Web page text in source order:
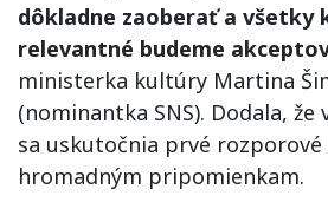
dôkladne zaoberať a všetky
relevantné budeme
ministerka kultúry Martina
(nominantka SNS). Dodala, že
sa uskutočnia prvé
hromadným pripomienkam.